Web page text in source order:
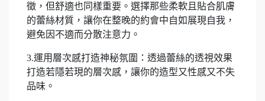
徵，但舒適也同樣重要。選擇那些柔軟且貼合肌膚
的蕾絲材質，讓你在整晚的約會中自如展現自我，
避免因不適而分散注意力。
3.運用層次感打造神秘氛圍：透過蕾絲的透視效果
打造若隱若現的層次感，讓你的造型又性感又不失
品味。